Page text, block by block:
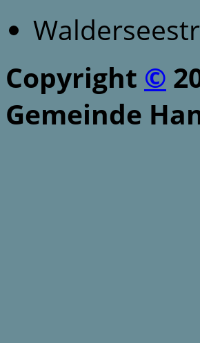
Copyright ©
Gemeinde